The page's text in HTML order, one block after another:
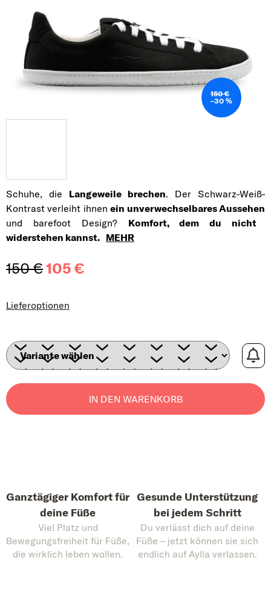
Schuhe, die Langeweile brechen. Der Schwarz-Weiß-
Kontrast verleiht ihnenein unverwechselbares Aussehen
und barefoot Design? Komfort, dem du nicht
widerstehen kannst. MEHR
150 €105 €
Lieferoptionen
IN DEN WARENKORB
150 €
–30 %
Ganztägiger Komfort für
deine Füße
Viel Platz und
Bewegungsfreiheit für Füße,
die wirklich leben wollen.
Gesunde Unterstützung
bei jedem Schritt
Du verlässt dich auf deine
Füße – jetzt können sie sich
endlich auf Aylla verlassen.